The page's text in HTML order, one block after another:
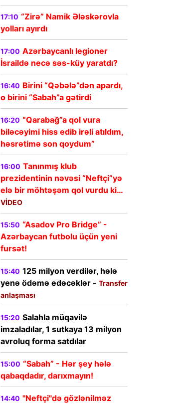
17:10 “Zirə” Namik Ələskərovla
yolları ayırdı
17:00 Azərbaycanlı legioner
İsraildə necə səs-küy yaratdı?
16:40 Birini “Qəbələ”dən apardı,
o birini “Sabah”a gətirdi
16:20 “Qarabağ”a qol vura
biləcəyimi hiss edib irəli atıldım,
həsrətimə son qoydum”
16:00 Tanınmış klub
prezidentinin nəvəsi “Neftçi”yə
elə bir möhtəşəm qol vurdu ki…
VİDEO
15:50 “Asadov Pro Bridge” -
Azərbaycan futbolu üçün yeni
fursət!
15:40 125 milyon verdilər, hələ
yenə ödəmə edəcəklər - Transfer
anlaşması
15:20 Salahla müqavilə
imzaladılar, 1 sutkaya 13 milyon
avroluq forma satdılar
15:00 “Sabah” - Hər şey hələ
qabaqdadır, darıxmayın!
14:40 "Neftçi"də gözlənilməz